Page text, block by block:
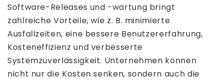
Software-Releases und -wartung bringt
zahlreiche Vorteile, wie z. B. minimierte
Ausfallzeiten, eine bessere Benutzererfahrung,
Kosteneffizienz und verbesserte
Systemzuverlässigkeit. Unternehmen können
nicht nur die Kosten senken, sondern auch die